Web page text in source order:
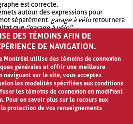
est correcte.
autour des expressions pour
séparément. garage à véloretournera
que"garage à vélo".
recherche avec OR.garage OR vélo
de résultat quegarage à vélo
DES TÉMOINS AFIN DE
DE NAVIGATION.
Montréal utilise des témoins de connexion
générales et offrir une meilleure
naviguant sur le site, vous acceptez
les modalités spécifiées aux conditions
les témoins de connexion en modifiant
Pour en savoir plus sur le recours aux
protection de vos renseignements